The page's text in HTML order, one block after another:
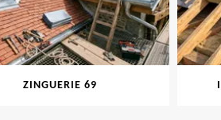
ZINGUERIE 69